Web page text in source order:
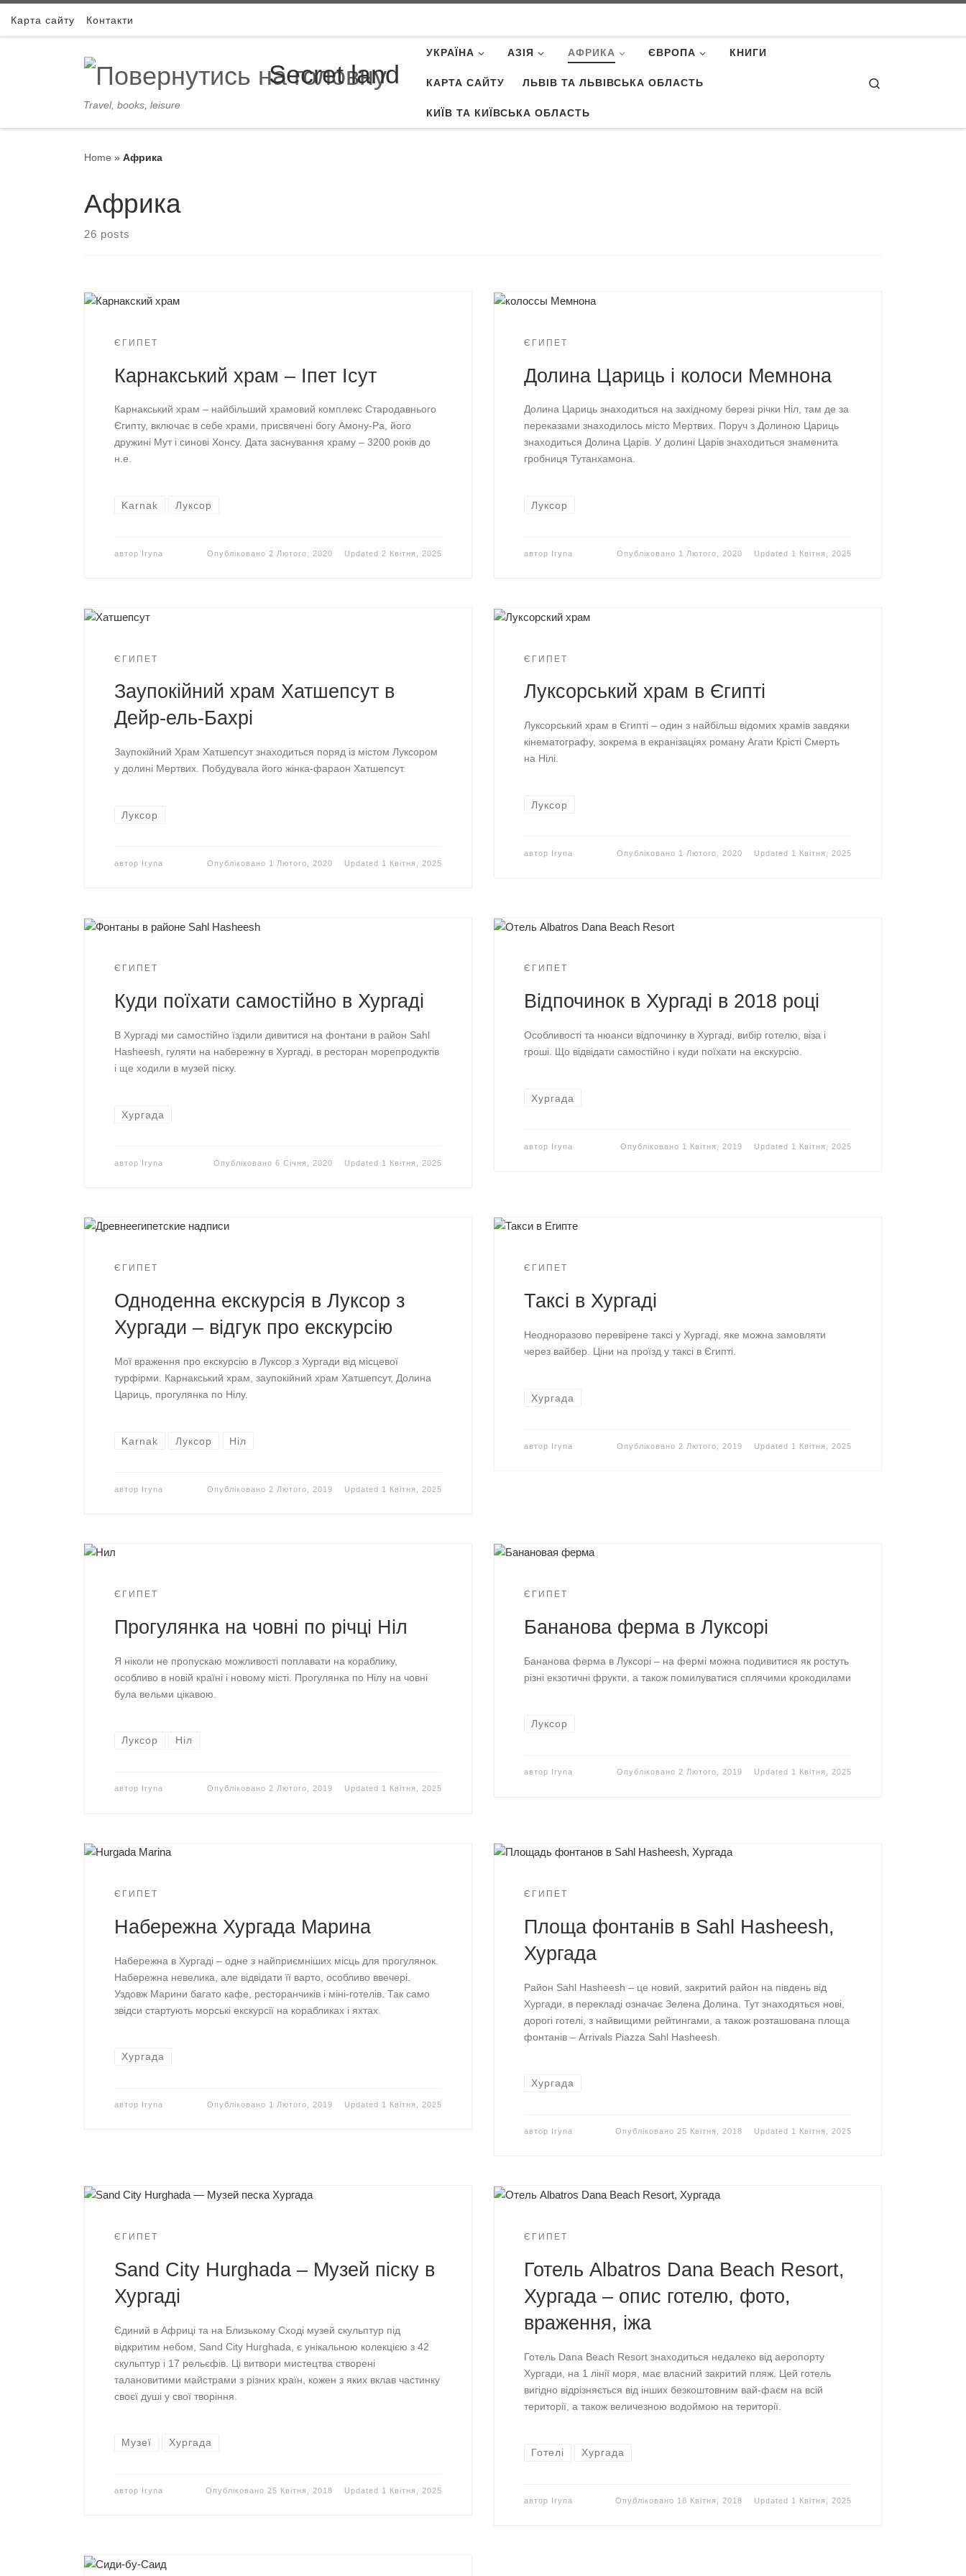
Skip to content
Карта сайту Контакти
Secret land
Travel, books, leisure
УКРАЇНА АЗІЯ АФРИКА ЄВРОПА КНИГИ
КАРТА САЙТУ ЛЬВІВ ТА ЛЬВІВСЬКА ОБЛАСТЬ
КИЇВ ТА КИЇВСЬКА ОБЛАСТЬ
Home » Африка
Африка
26 posts
ЄГИПЕТ
Карнакський храм – Іпет Ісут
Карнакський храм – найбільший храмовий комплекс Стародавнього
Єгипту, включає в себе храми, присвячені богу Амону-Ра, його
дружині Мут і синові Хонсу. Дата заснування храму – 3200 років до
н.е.
Karnak Луксор
автор Iryna Опубліковано 2 Лютого, 2020 Updated 2 Квітня, 2025
ЄГИПЕТ
Долина Цариць і колоси Мемнона
Долина Цариць знаходиться на західному березі річки Ніл, там де за
переказами знаходилось місто Мертвих. Поруч з Долиною Цариць
знаходиться Долина Царів. У долині Царів знаходиться знаменита
гробниця Тутанхамона.
Луксор
автор Iryna Опубліковано 1 Лютого, 2020 Updated 1 Квітня, 2025
ЄГИПЕТ
Заупокійний храм Хатшепсут в
Дейр-ель-Бахрі
Заупокійний Храм Хатшепсут знаходиться поряд із містом Луксором
у долині Мертвих. Побудувала його жінка-фараон Хатшепсут.
Луксор
автор Iryna Опубліковано 1 Лютого, 2020 Updated 1 Квітня, 2025
ЄГИПЕТ
Луксорський храм в Єгипті
Луксорський храм в Єгипті – один з найбільш відомих храмів завдяки
кінематографу, зокрема в екранізаціях роману Агати Крісті Смерть
на Нілі.
Луксор
автор Iryna Опубліковано 1 Лютого, 2020 Updated 1 Квітня, 2025
ЄГИПЕТ
Куди поїхати самостійно в Хургаді
В Хургаді ми самостійно їздили дивитися на фонтани в район Sahl
Hasheesh, гуляти на набережну в Хургаді, в ресторан морепродуктів
і ще ходили в музей піску.
Хургада
автор Iryna Опубліковано 6 Січня, 2020 Updated 1 Квітня, 2025
ЄГИПЕТ
Відпочинок в Хургаді в 2018 році
Особливості та нюанси відпочинку в Хургаді, вибір готелю, віза і
гроші. Що відвідати самостійно і куди поїхати на екскурсію.
Хургада
автор Iryna Опубліковано 1 Квітня, 2019 Updated 1 Квітня, 2025
ЄГИПЕТ
Одноденна екскурсія в Луксор з
Хургади – відгук про екскурсію
Мої враження про екскурсію в Луксор з Хургади від місцевої
турфірми. Карнакський храм, заупокійний храм Хатшепсут, Долина
Цариць, прогулянка по Нілу.
Karnak Луксор Ніл
автор Iryna Опубліковано 2 Лютого, 2019 Updated 1 Квітня, 2025
ЄГИПЕТ
Таксі в Хургаді
Неодноразово перевірене таксі у Хургаді, яке можна замовляти
через вайбер. Ціни на проїзд у таксі в Єгипті.
Хургада
автор Iryna Опубліковано 2 Лютого, 2019 Updated 1 Квітня, 2025
ЄГИПЕТ
Прогулянка на човні по річці Ніл
Я ніколи не пропускаю можливості поплавати на кораблику,
особливо в новій країні і новому місті. Прогулянка по Нілу на човні
була вельми цікавою.
Луксор Ніл
автор Iryna Опубліковано 2 Лютого, 2019 Updated 1 Квітня, 2025
ЄГИПЕТ
Бананова ферма в Луксорі
Бананова ферма в Луксорі – на фермі можна подивитися як ростуть
різні екзотичні фрукти, а також помилуватися сплячими крокодилами
Луксор
автор Iryna Опубліковано 2 Лютого, 2019 Updated 1 Квітня, 2025
ЄГИПЕТ
Набережна Хургада Марина
Набережна в Хургаді – одне з найприємніших місць для прогулянок.
Набережна невелика, але відвідати її варто, особливо ввечері.
Уздовж Марини багато кафе, ресторанчиків і міні-готелів. Так само
звідси стартують морські екскурсії на корабликах і яхтах.
Хургада
автор Iryna Опубліковано 1 Лютого, 2019 Updated 1 Квітня, 2025
ЄГИПЕТ
Площа фонтанів в Sahl Hasheesh,
Хургада
Район Sahl Hasheesh – це новий, закритий район на південь від
Хургади, в перекладі означає Зелена Долина. Тут знаходяться нові,
дорогі готелі, з найвищими рейтингами, а також розташована площа
фонтанів – Arrivals Piazza Sahl Hasheesh.
Хургада
автор Iryna Опубліковано 25 Квітня, 2018 Updated 1 Квітня, 2025
ЄГИПЕТ
Sand City Hurghada – Музей піску в
Хургаді
Єдиний в Африці та на Близькому Сході музей скульптур під
відкритим небом, Sand City Hurghada, є унікальною колекцією з 42
скульптур і 17 рельєфів. Ці витвори мистецтва створені
талановитими майстрами з різних країн, кожен з яких вклав частинку
своєї душі у свої творіння.
Музеї Хургада
автор Iryna Опубліковано 25 Квітня, 2018 Updated 1 Квітня, 2025
ЄГИПЕТ
Готель Albatros Dana Beach Resort,
Хургада – опис готелю, фото,
враження, іжа
Готель Dana Beach Resort знаходиться недалеко від аеропорту
Хургади, на 1 лінії моря, має власний закритий пляж. Цей готель
вигідно відрізняється від інших безкоштовним вай-фаєм на всій
території, а також величезною водоймою на території.
Готелі Хургада
автор Iryna Опубліковано 18 Квітня, 2018 Updated 1 Квітня, 2025